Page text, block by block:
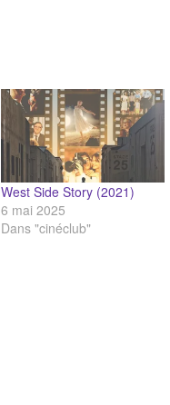
West Side Story (2021)
6 mai 2025
Dans "cinéclub"